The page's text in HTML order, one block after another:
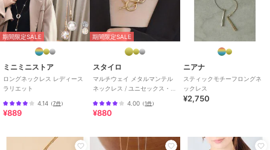
期間限定SALE
ミニミニストア
ロングネックレス レディース
ラリエット
4.14 （7件）
¥889
期間限定SALE
スタイロ
マルチウェイ メタルマンテル
ネックレス / ユニセックス・バ
4.00 （1件）
¥880
ニアナ
スティックモチーフロングネ
ックレス
¥2,750